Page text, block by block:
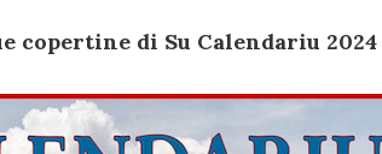
copertine di Su Calendariu 2024